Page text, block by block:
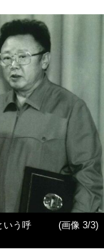
いう呼
(画像 3/3)